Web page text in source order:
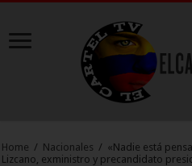
Home / Nacionales / «Nadie está
Lizcano, exministro y precandidato